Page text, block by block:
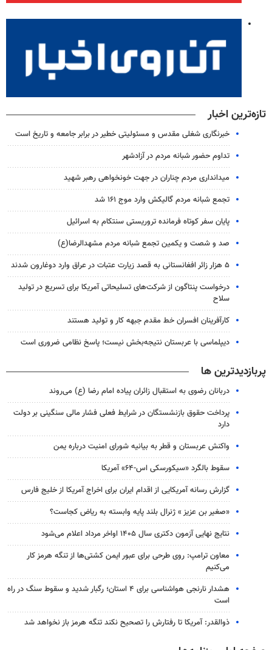
تازه‌ترین اخبار
خبرنگاری شغلی مقدس و مسئولیتی خطیر در برابر جامعه و تاریخ است
تداوم حضور شبانه مردم در آزادشهر
میدانداری مردم چناران در جهت خونخواهی رهبر شهید
تجمع شبانه مردم گالیکش وارد موج ۱۶۱ شد
پایان سفر کوتاه فرمانده تروریستی سنتکام به اسرائیل
صد و شصت و یکمین تجمع شبانه مردم مشهدالرضا(ع)
۵ هزار زائر افغانستانی به قصد زیارت عتبات در عراق وارد دوغارون شدند
درخواست پنتاگون از شرکت‌های تسلیحاتی آمریکا برای تسریع در تولید
سلاح
کارآفرینان افسران خط مقدم جبهه کار و تولید هستند
دیپلماسی با عربستان نتیجه‌بخش نیست؛ پاسخ نظامی ضروری است
پربازدیدترین ها
دربانان رضوی به استقبال زائران پیاده امام رضا (ع) می‌روند
پرداخت حقوق بازنشستگان در شرایط فعلی فشار مالی سنگینی بر دولت
دارد
واکنش عربستان و قطر به بیانیه شورای امنیت درباره یمن
سقوط بالگرد «سیکورسکی اس-۶۴» آمریکا
گزارش رسانه آمریکایی از اقدام ایران برای اخراج آمریکا از خلیج فارس
«صغیر بن عزیز » ژنرال بلند پایه وابسته به ریاض کجاست؟
نتایج نهایی آزمون دکتری سال ۱۴۰۵ اواخر مرداد اعلام می‌شود
معاون ترامپ: روی طرحی برای عبور ایمن کشتی‌ها از تنگه هرمز کار
می‌کنیم
هشدار نارنجی هواشناسی برای ۴ استان؛ رگبار شدید و سقوط سنگ در راه
است
ذوالقدر: آمریکا تا رفتارش را تصحیح نکند تنگه هرمز باز نخواهد شد